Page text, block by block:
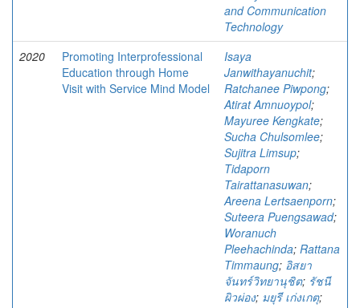
and Communication
Technology
2020
Promoting Interprofessional
Education through Home
Visit with Service Mind Model
Isaya
Janwithayanuchit;
Ratchanee Piwpong;
Atirat Amnuoypol;
Mayuree Kengkate;
Sucha Chulsomlee;
Sujitra Limsup;
Tidaporn
Tairattanasuwan;
Areena Lertsaenporn;
Suteera Puengsawad;
Woranuch
Pleehachinda; Rattana
Timmaung; อิสยา
จันทร์วิทยานุชิต; รัชนี
ผิวผ่อง; มยุรี เก่งเกตุ;